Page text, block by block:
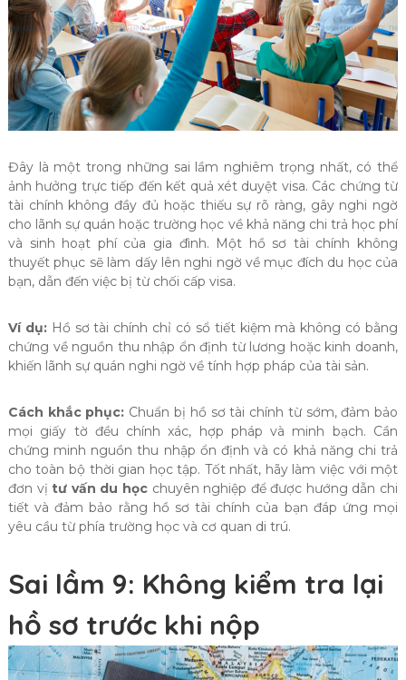
Đây là một trong những sai lầm nghiêm trọng nhất, có thể
ảnh hưởng trực tiếp đến kết quả xét duyệt visa. Các chứng từ
tài chính không đầy đủ hoặc thiếu sự rõ ràng, gây nghi ngờ
cho lãnh sự quán hoặc trường học về khả năng chi trả học phí
và sinh hoạt phí của gia đình. Một hồ sơ tài chính không
thuyết phục sẽ làm dấy lên nghi ngờ về mục đích du học của
bạn, dẫn đến việc bị từ chối cấp visa.
Ví dụ:Hồ sơ tài chính chỉ có sổ tiết kiệm mà không có bằng
chứng về nguồn thu nhập ổn định từ lương hoặc kinh doanh,
khiến lãnh sự quán nghi ngờ về tính hợp pháp của tài sản.
Cách khắc phục: Chuẩn bị hồ sơ tài chính từ sớm, đảm bảo
mọi giấy tờ đều chính xác, hợp pháp và minh bạch. Cần
chứng minh nguồn thu nhập ổn định và có khả năng chi trả
cho toàn bộ thời gian học tập. Tốt nhất, hãy làm việc với một
đơn vịtư vấn du họcchuyên nghiệp để được hướng dẫn chi
tiết và đảm bảo rằng hồ sơ tài chính của bạn đáp ứng mọi
yêu cầu từ phía trường học và cơ quan di trú.
Sai lầm 9: Không kiểm tra lại
hồ sơ trước khi nộp